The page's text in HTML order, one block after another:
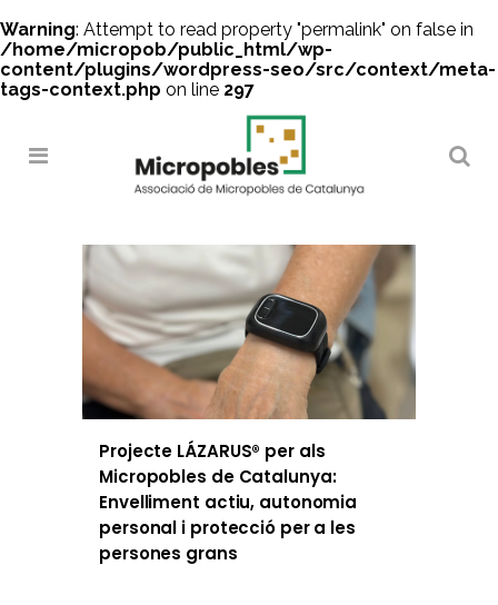
Warning: Attempt to read property "permalink" on false in
/home/micropob/public_html/wp-
content/plugins/wordpress-seo/src/context/meta-
tags-context.php on line 297
Projecte LÁZARUS® per als
Micropobles de Catalunya:
Envelliment actiu, autonomia
personal i protecció per a les
persones grans